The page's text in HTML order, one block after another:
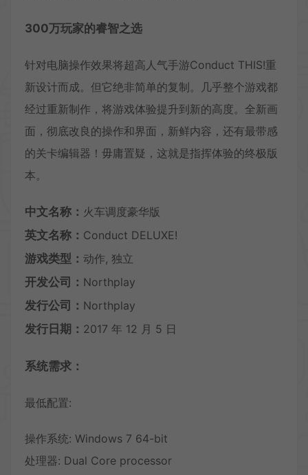
300万玩家的睿智之选
针对电脑操作效果将超高人气手游Conduct THIS!重
新设计而成。但它绝非简单的复制。几乎整个游戏都
经过重新制作，将游戏体验提升到新的高度。全新画
面，彻底改良的操作和界面，新鲜内容，还有最带感
的关卡编辑器！毋庸置疑，这就是指挥体验的终极版
本。
中文名称： 火车调度豪华版
英文名称： Conduct DELUXE!
游戏类型： 动作, 独立
开发公司： Northplay
发行公司： Northplay
发行日期： 2017 年 12 月 5 日
系统需求：
最低配置:
操作系统: Windows 7 64-bit
处理器: Dual Core processor